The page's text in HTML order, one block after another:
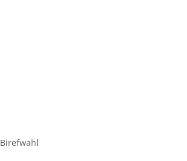
Birefwahl